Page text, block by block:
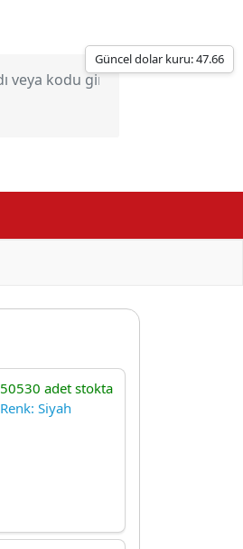
Güncel dolar kuru: 47.66
50530 adet stokta
Renk: Siyah